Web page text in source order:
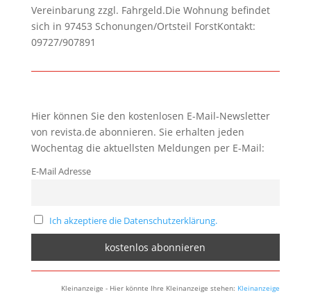
Vereinbarung zzgl. Fahrgeld.Die Wohnung befindet
sich in 97453 Schonungen/Ortsteil ForstKontakt:
09727/907891
Hier können Sie den kostenlosen E-Mail-Newsletter
von revista.de abonnieren. Sie erhalten jeden
Wochentag die aktuellsten Meldungen per E-Mail:
E-Mail Adresse
Ich akzeptiere die Datenschutzerklärung.
Kleinanzeige - Hier könnte Ihre Kleinanzeige stehen: Kleinanzeige